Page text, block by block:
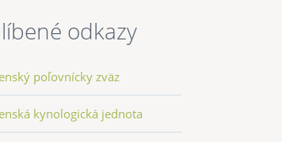
odkazy
poľovnícky zväz
kynologická jednota